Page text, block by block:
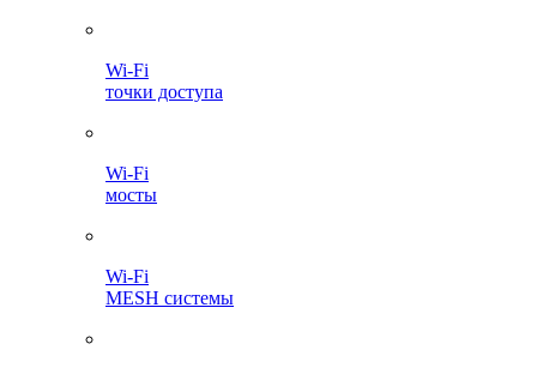
Wi-Fi
точки доступа
Wi-Fi
мосты
Wi-Fi
MESH системы